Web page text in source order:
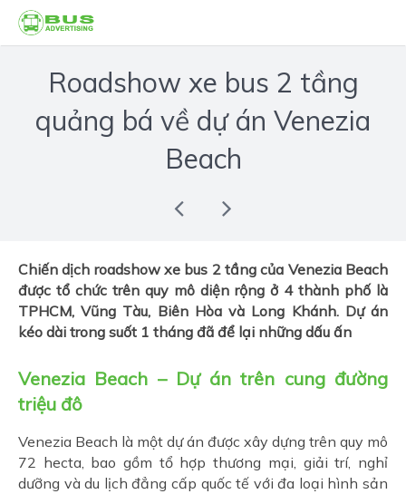
Roadshow xe bus 2 tầng
quảng bá về dự án Venezia
Beach
Chiến dịch roadshow xe bus 2 tầng của Venezia Beach
được tổ chức trên quy mô diện rộng ở 4 thành phố là
TPHCM, Vũng Tàu, Biên Hòa và Long Khánh. Dự án
kéo dài trong suốt 1 tháng đã để lại những dấu ấn
Venezia Beach – Dự án trên cung đường
triệu đô
Venezia Beach là một dự án được xây dựng trên quy mô
72 hecta, bao gồm tổ hợp thương mại, giải trí, nghỉ
dưỡng và du lịch đẳng cấp quốc tế với đa loại hình sản